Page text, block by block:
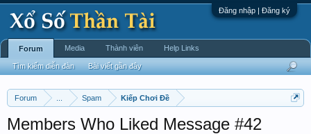
Đăng nhập | Đăng ký
Forum Spam Kiếp Chơi Đề
Members Who Liked Message #42
Forum
Tìm kiếm diễn đàn Bài viết gần đây
Media Thành viên Help Links